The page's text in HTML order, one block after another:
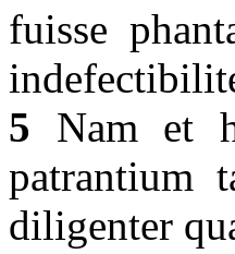
fuisse
5 Nam et
patrantium
diligenter